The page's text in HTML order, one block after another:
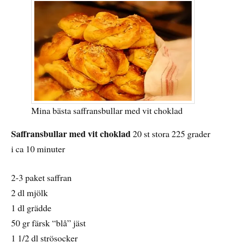
Mina bästa saffransbullar med vit choklad
Saffransbullar med vit choklad20 st stora 225 grader
i ca 10 minuter
2-3 paket saffran
2 dl mjölk
1 dl grädde
50 gr färsk “blå” jäst
1 1/2 dl strösocker